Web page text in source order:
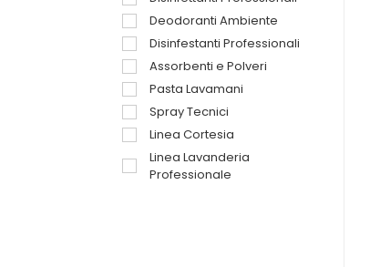
Deodoranti Ambiente
Disinfestanti Professionali
Assorbenti e Polveri
Pasta Lavamani
Spray Tecnici
Linea Cortesia
Linea Lavanderia
Professionale